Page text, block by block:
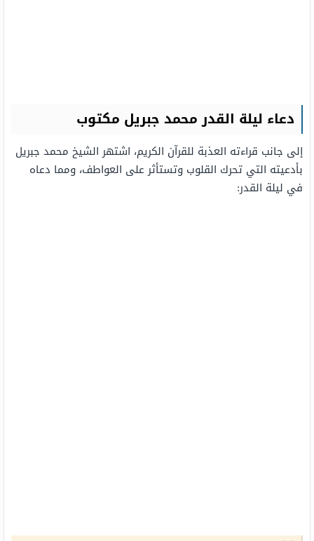
دعاء ليلة القدر محمد جبريل مكتوب
إلى جانب قراءته العذبة للقرآن الكريم، اشتهر الشيخ محمد جبريل
بأدعيته التي تحرك القلوب وتستأثر على العواطف، ومما دعاه
في ليلة القدر: